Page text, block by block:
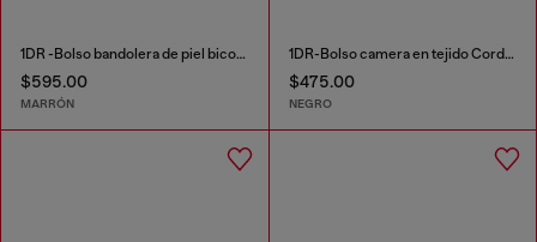
1DR -Bolso bandolera de piel bicolor
$595.00
MARRÓN
1DR-Bolso camera en tejido Cordura
$475.00
NEGRO